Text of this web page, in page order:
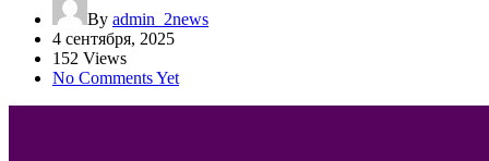
By admin_2news
4 сентября, 2025
152 Views
No Comments Yet